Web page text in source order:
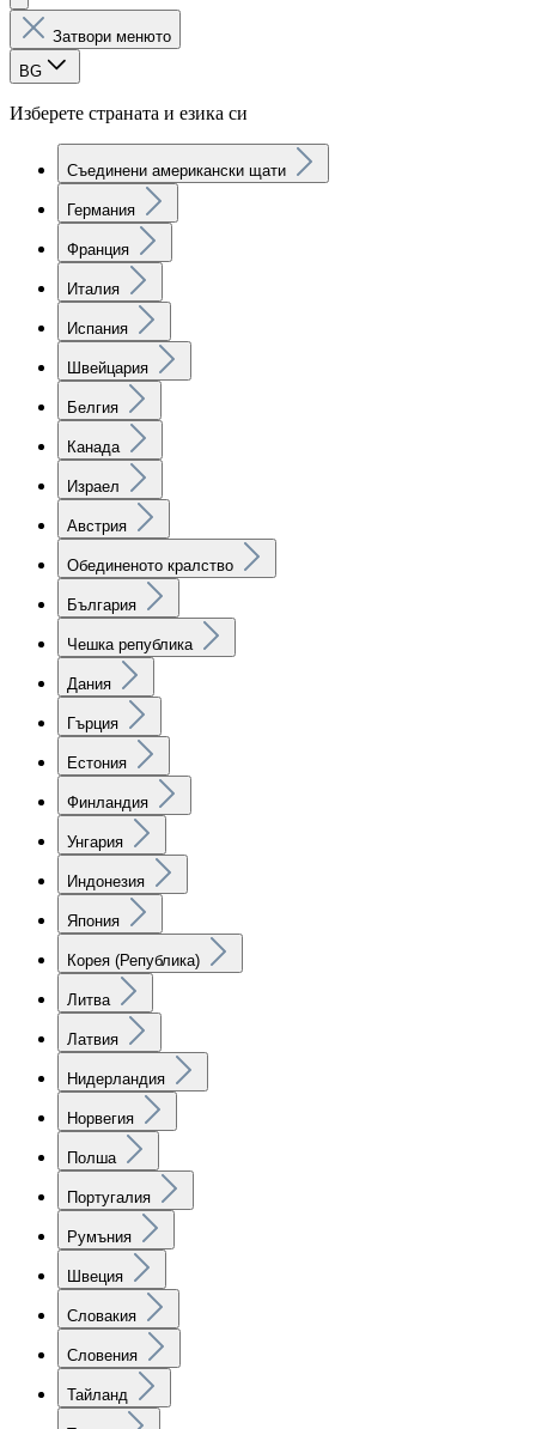
Затвори менюто
BG
Изберете страната и езика си
Съединени американски щати
Германия
Франция
Италия
Испания
Швейцария
Белгия
Канада
Израел
Австрия
Обединеното кралство
България
Чешка република
Дания
Гърция
Естония
Финландия
Унгария
Индонезия
Япония
Корея (Република)
Литва
Латвия
Нидерландия
Норвегия
Полша
Португалия
Румъния
Швеция
Словакия
Словения
Тайланд